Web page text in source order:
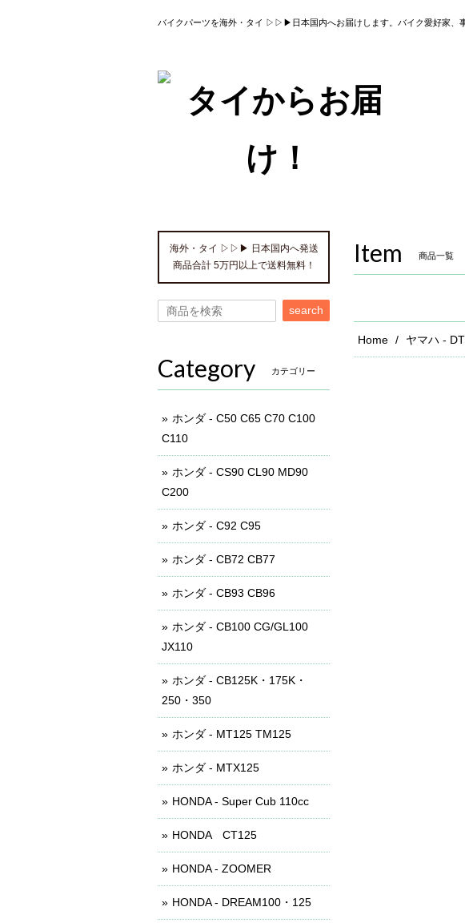
バイクパーツを海外・タイ ▷▷▶日本国内へお届けします。バイク愛好家、
Item 商品一覧
Home ヤマハ -
海外・タイ ▷▷▶ 日本国内へ発送
商品合計 5万円以上で送料無料！
search
Category カテゴリー
ホンダ - C50 C65 C70 C100
C110
ホンダ - CS90 CL90 MD90
C200
ホンダ - C92 C95
ホンダ - CB72 CB77
ホンダ - CB93 CB96
ホンダ - CB100 CG/GL100
JX110
ホンダ - CB125K・175K・
250・350
ホンダ - MT125 TM125
ホンダ - MTX125
HONDA - Super Cub 110cc
HONDA CT125
HONDA - ZOOMER
HONDA - DREAM100・125